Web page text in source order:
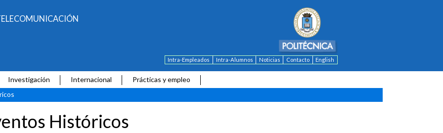
Intra-Empleados Intra-Alumnos Noticias Contacto English
Investigación Internacional
Prácticas y empleo
Históricos